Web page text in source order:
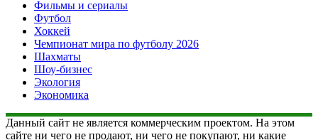
Фильмы и сериалы
Футбол
Хоккей
Чемпионат мира по футболу 2026
Шахматы
Шоу-бизнес
Экология
Экономика
Данный сайт не является коммерческим проектом. На этом
сайте ни чего не продают, ни чего не покупают, ни какие